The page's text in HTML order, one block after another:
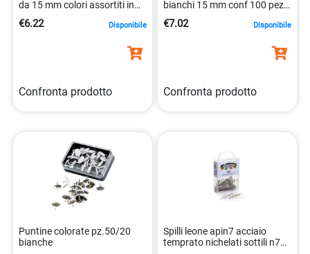
da 15 mm colori assortiti in
€6.22 Disponibile
Confronta prodotto
bianchi 15 mm conf 100 pezzi
€7.02 Disponibile
Confronta prodotto
Puntine colorate pz.50/20
bianche
Spilli leone apin7 acciaio
temprato nichelati sottili n7